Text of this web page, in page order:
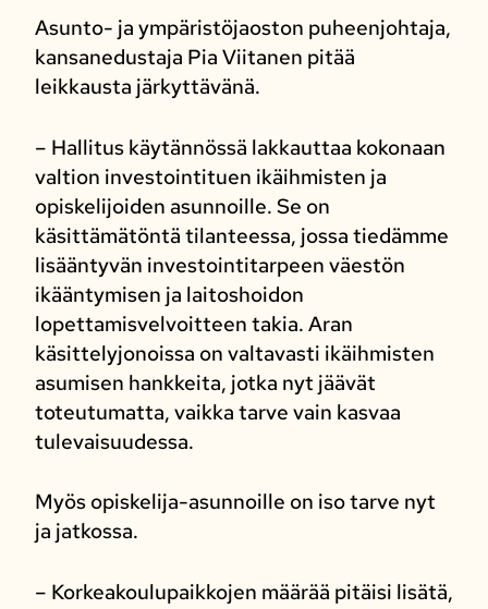
Asunto- ja ympäristöjaoston puheenjohtaja,
kansanedustaja Pia Viitanen pitää
leikkausta järkyttävänä.
– Hallitus käytännössä lakkauttaa kokonaan
valtion investointituen ikäihmisten ja
opiskelijoiden asunnoille. Se on
käsittämätöntä tilanteessa, jossa tiedämme
lisääntyvän investointitarpeen väestön
ikääntymisen ja laitoshoidon
lopettamisvelvoitteen takia. Aran
käsittelyjonoissa on valtavasti ikäihmisten
asumisen hankkeita, jotka nyt jäävät
toteutumatta, vaikka tarve vain kasvaa
tulevaisuudessa.
Myös opiskelija-asunnoille on iso tarve nyt
ja jatkossa.
– Korkeakoulupaikkojen määrää pitäisi lisätä,